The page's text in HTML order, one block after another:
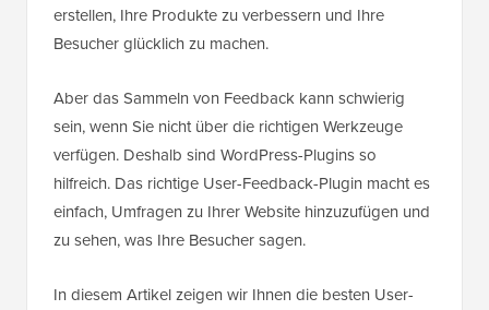
erstellen, Ihre Produkte zu verbessern und Ihre
Besucher glücklich zu machen.
Aber das Sammeln von Feedback kann schwierig
sein, wenn Sie nicht über die richtigen Werkzeuge
verfügen. Deshalb sind WordPress-Plugins so
hilfreich. Das richtige User-Feedback-Plugin macht es
einfach, Umfragen zu Ihrer Website hinzuzufügen und
zu sehen, was Ihre Besucher sagen.
In diesem Artikel zeigen wir Ihnen die besten User-